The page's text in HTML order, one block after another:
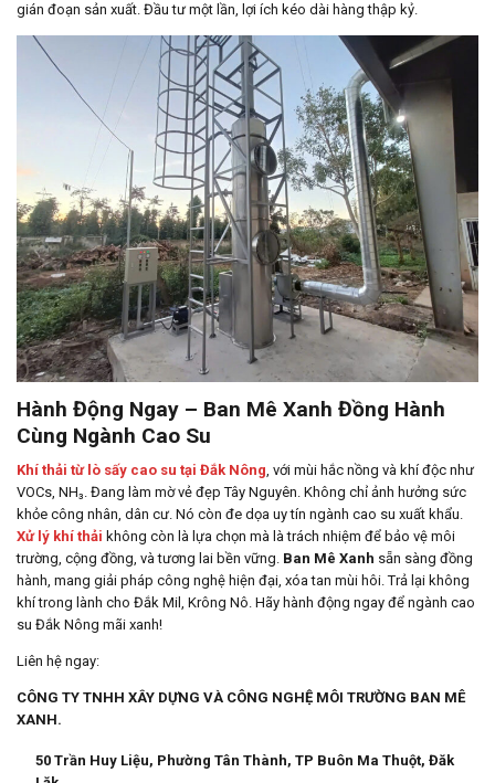
gián đoạn sản xuất. Đầu tư một lần, lợi ích kéo dài hàng thập kỷ.
Hành Động Ngay – Ban Mê Xanh Đồng Hành
Cùng Ngành Cao Su
Khí thải từ lò sấy cao su tại Đắk Nông, với mùi hắc nồng và khí độc như
VOCs, NH₃. Đang làm mờ vẻ đẹp Tây Nguyên. Không chỉ ảnh hưởng sức
khỏe công nhân, dân cư. Nó còn đe dọa uy tín ngành cao su xuất khẩu.
Xử lý khí thải không còn là lựa chọn mà là trách nhiệm để bảo vệ môi
trường, cộng đồng, và tương lai bền vững. Ban Mê Xanh sẵn sàng đồng
hành, mang giải pháp công nghệ hiện đại, xóa tan mùi hôi. Trả lại không
khí trong lành cho Đắk Mil, Krông Nô. Hãy hành động ngay để ngành cao
su Đắk Nông mãi xanh!
Liên hệ ngay:
CÔNG TY TNHH XÂY DỰNG VÀ CÔNG NGHỆ MÔI TRƯỜNG BAN MÊ
XANH.
50 Trần Huy Liệu, Phường Tân Thành, TP Buôn Ma Thuột, Đăk